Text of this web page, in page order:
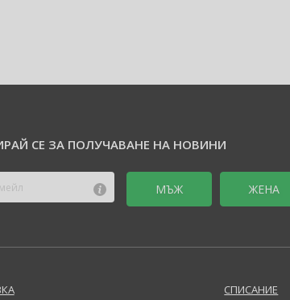
СЕ ЗА ПОЛУЧАВАНЕ НА НОВИНИ
MЪЖ ЖЕНА
СПИСАНИЕ